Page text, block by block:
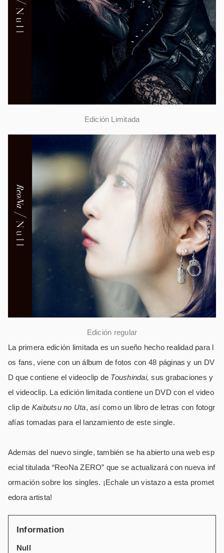
Edición Limitada
Edición regular
La primera edición limitada es un sueño hecho realidad para l
os fans, viene con un álbum de fotos con 48 páginas y un DV
D que contiene el videoclip de Toushindai, sus grabaciones y
el videoclip. La edición limitada contiene un DVD con el video
clip de Kaibutsu no Uta, así como un libro de letras con fotogr
afías tomadas para el lanzamiento de este single.
Ademas del nuevo single, también se ha abierto una web esp
ecial titulada “ReoNa ZERO” que se actualizará con nueva inf
ormación sobre los singles. ¡Echale un vistazo a esta promet
edora artista!
Information
Null